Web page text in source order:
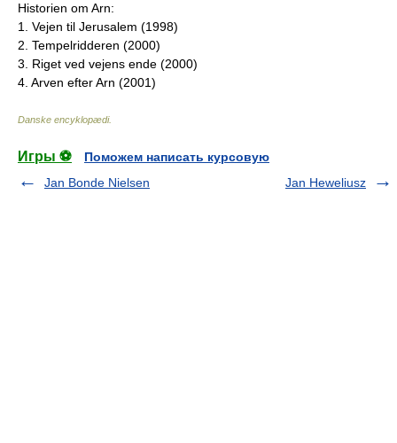
Historien om Arn:
1. Vejen til Jerusalem (1998)
2. Tempelridderen (2000)
3. Riget ved vejens ende (2000)
4. Arven efter Arn (2001)
Danske encyklopædi.
Игры ⚽
Поможем написать курсовую
Jan Bonde Nielsen
Jan Heweliusz